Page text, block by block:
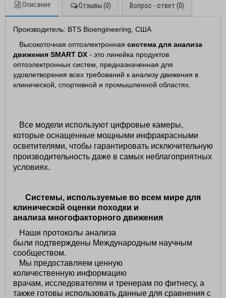
Описание Отзывы (0) Вопрос - ответ (0)
Производитель: BTS Bioengineering, США
Высокоточная оптоэлектронная система для анализа
движения SMART DX - это линейка продуктов
оптоэлектронных систем, предназначенная для
удовлетворения всех требований к анализу движения в
клинической, спортивной и промышленной областях.
Все модели используют цифровые камеры,
которые оснащенные мощными инфракрасными
осветителями, чтобы гарантировать исключительную
производительность даже в самых неблагоприятных
условиях.
Системы, используемые во всем мире для
клинической оценки походки и
анализа многофакторного движения
Наши протоколы анализа
были подтверждены Международным научным
сообществом.
Мы предоставляем ценную
количественную информацию
врачам, исследователям и тренерам по фитнесу, а
также готовы использовать данные для сравнения с